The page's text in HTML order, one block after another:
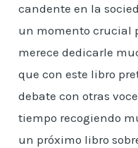
candente en la
un momento crucial
merece dedicarle
que con este libro
debate con otras
tiempo recogiendo
un próximo libro